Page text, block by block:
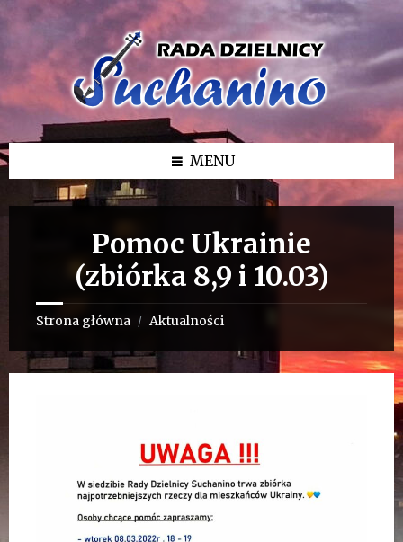
Przejdź
Przejdź
bocznego
Przejdź
MENU
Pomoc Ukrainie
(zbiórka 8,9 i 10.03)
Strona główna / Aktualności